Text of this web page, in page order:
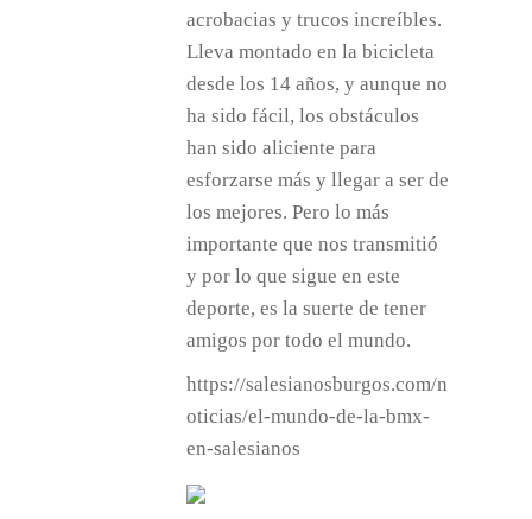
acrobacias y trucos increíbles.
Lleva montado en la bicicleta
desde los 14 años, y aunque no
ha sido fácil, los obstáculos
han sido aliciente para
esforzarse más y llegar a ser de
los mejores. Pero lo más
importante que nos transmitió
y por lo que sigue en este
deporte, es la suerte de tener
amigos por todo el mundo.
https://salesianosburgos.com/n
oticias/el-mundo-de-la-bmx-
en-salesianos